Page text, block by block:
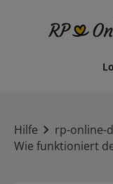
Hilfe
rp-online-
Wie funktioniert